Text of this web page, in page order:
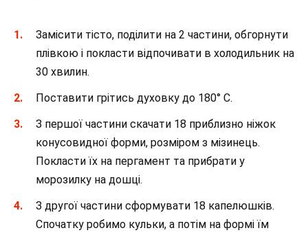
Замісити тісто, поділити на 2 частини, обгорнути
плівкою і покласти відпочивати в холодильник на
30 хвилин.
Поставити грітись духовку до 180° С.
З першої частини скачати 18 приблизно ніжок
конусовидної форми, розміром з мізинець.
Покласти їх на пергамент та прибрати у
морозилку на дошці.
З другої частини сформувати 18 капелюшків.
Спочатку робимо кульки, а потім на формі їм